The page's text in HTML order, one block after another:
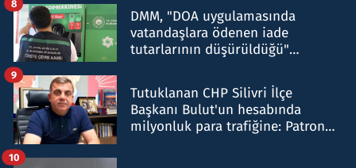
DMM, "DOA uygulamasında
vatandaşlara ödenen iade
tutarlarının düşürüldüğü"
8
Tutuklanan CHP Silivri İlçe
Başkanı Bulut'un hesabında
milyonluk para trafiğine: Patron
9
10